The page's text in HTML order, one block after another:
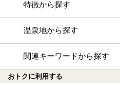
特徴から探す
温泉地から探す
関連キーワードから探す
おトクに利用する